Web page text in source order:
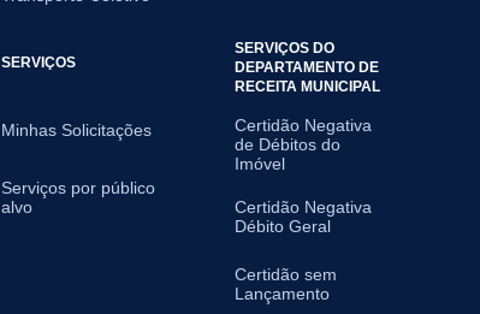
SERVIÇOS
Minhas Solicitações
Serviços por público
alvo
SERVIÇOS DO
DEPARTAMENTO DE
RECEITA MUNICIPAL
Certidão Negativa
de Débitos do
Imóvel
Certidão Negativa
Débito Geral
Certidão sem
Lançamento